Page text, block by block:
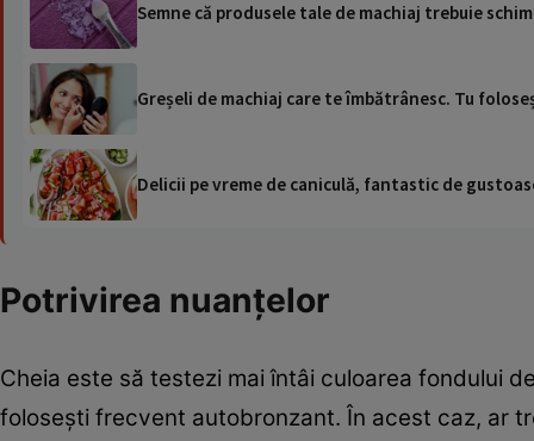
Semne că produsele tale de machiaj trebuie
Greșeli de machiaj care te îmbătrânesc. Tu
Delicii pe vreme de caniculă, fantastic de
Potrivirea nuanțelor
Cheia este să testezi mai întâi culoarea fondului
folosești frecvent autobronzant. În acest caz, ar